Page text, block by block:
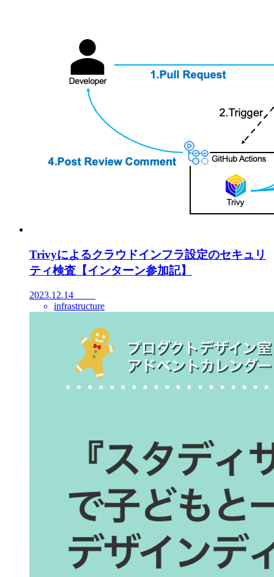
Trivyによるクラウドインフラ設定のセキュリ
ティ検査【インターン参加記】
2023.12.14
infrastructure